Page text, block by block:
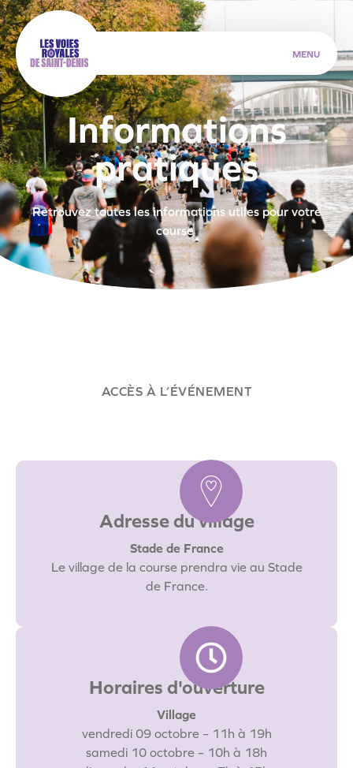
MENU
Informations
pratiques
Retrouvez toutes les informations utiles pour votre
course
ACCÈS À L’ÉVÉNEMENT
Adresse du village
Stade de France
Le village de la course prendra vie au Stade
de France.
Horaires d'ouverture
Village
vendredi 09 octobre – 11h à 19h
samedi 10 octobre – 10h à 18h